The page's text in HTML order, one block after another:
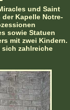
und Saint
Kapelle Notre-
sowie Statuen
mit zwei Kindern.
sich zahlreiche